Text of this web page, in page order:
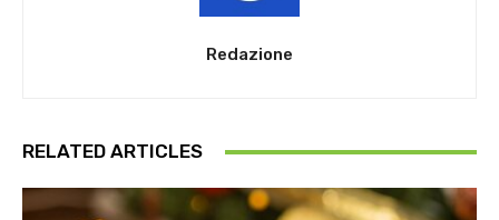
Redazione
RELATED ARTICLES